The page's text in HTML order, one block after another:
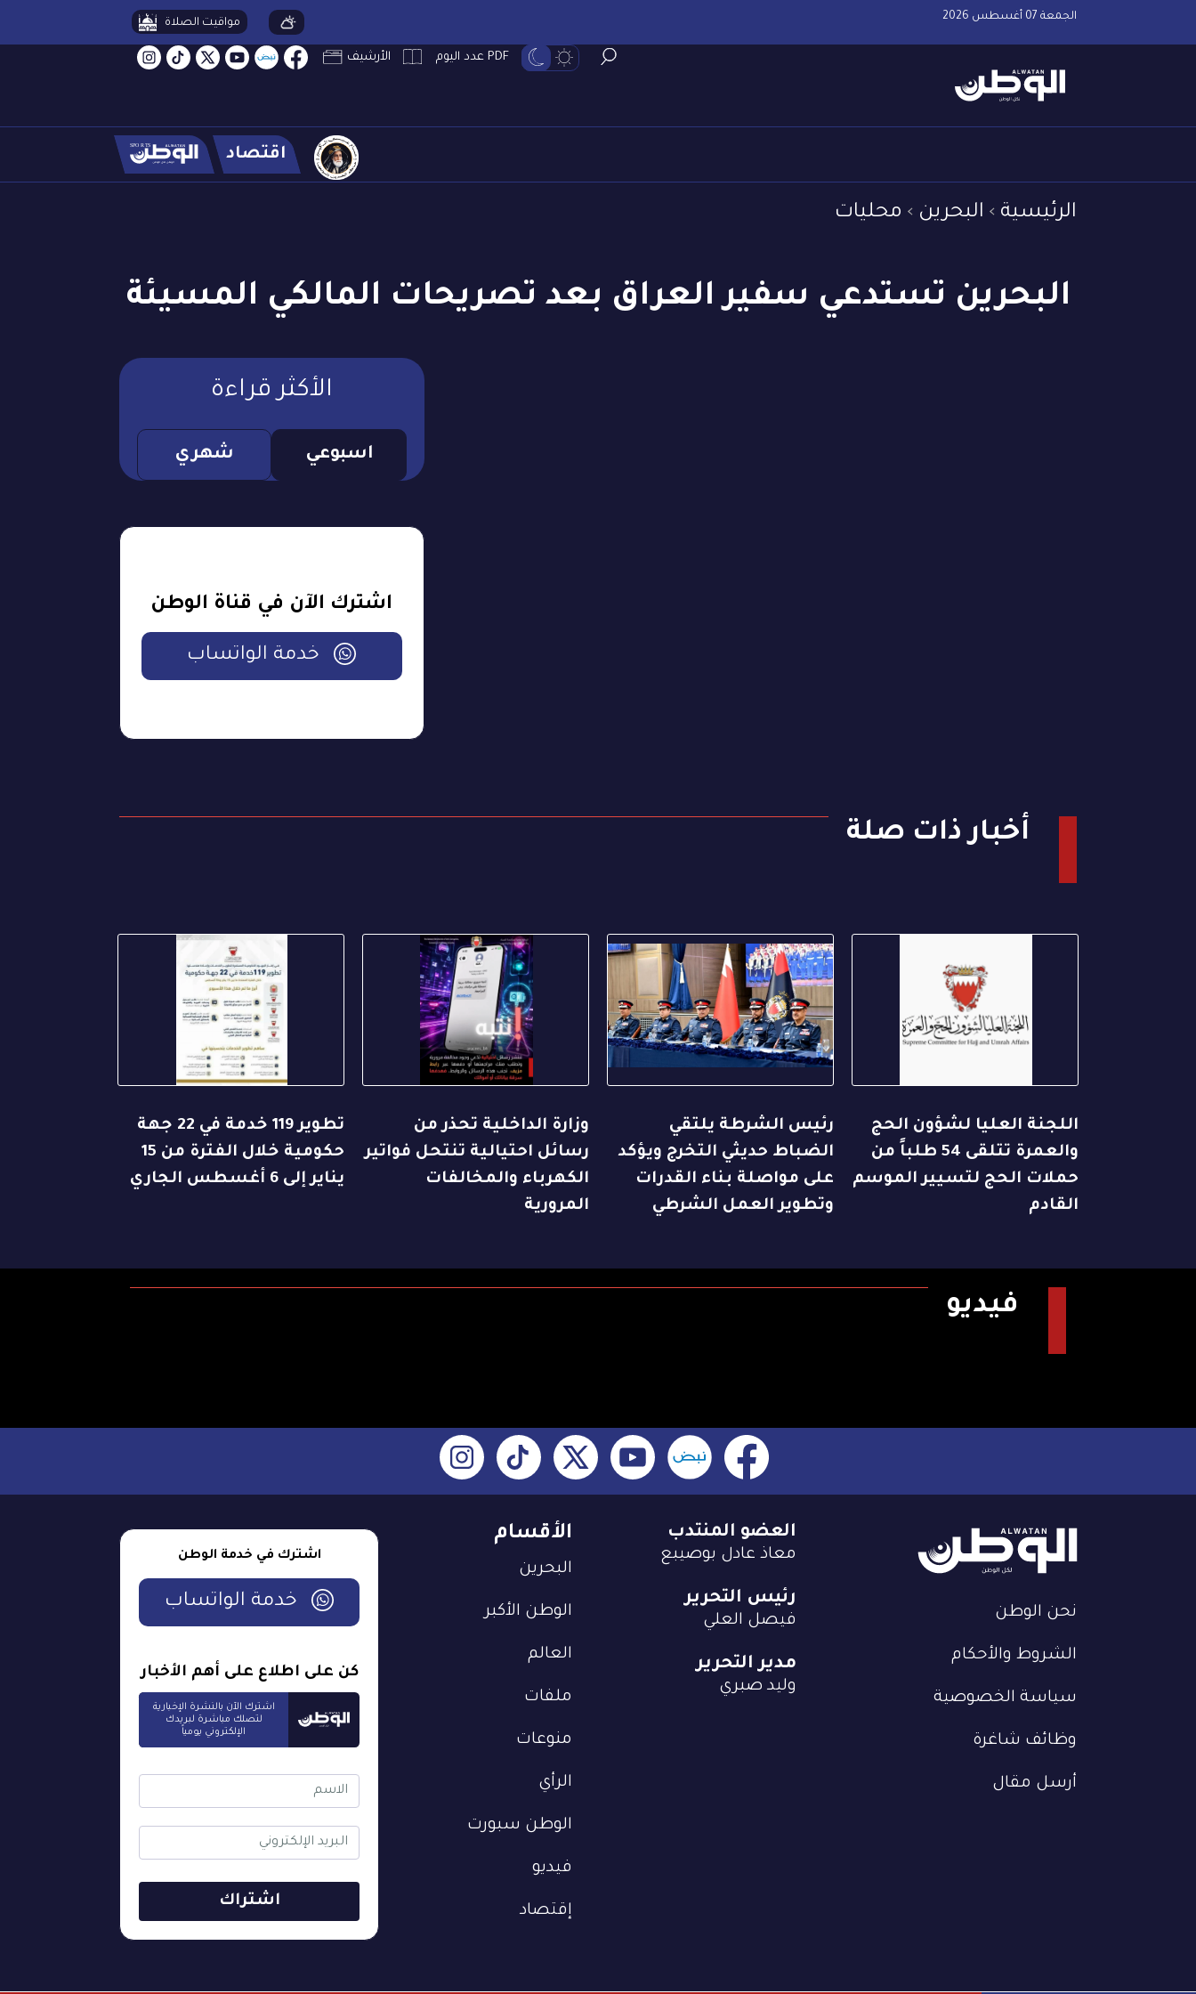
الجمعة 07 أغسطس 2026 مواقيت الصلاة
PDF عدد اليوم الأرشيف
اقتصاد
الرئيسية البحرين محليات
البحرين تستدعي سفير العراق بعد تصريحات المالكي المسيئة
الأكثر قراءة
اسبوعي شهري
اشترك الآن في قناة الوطن
خدمة الواتساب
أخبار ذات صلة
اللجنة العليا لشؤون الحج
والعمرة تتلقى 54 طلباً من
حملات الحج لتسيير الموسم
القادم
رئيس الشرطة يلتقي
الضباط حديثي التخرج ويؤكد
على مواصلة بناء القدرات
وتطوير العمل الشرطي
وزارة الداخلية تحذر من
رسائل احتيالية تنتحل فواتير
الكهرباء والمخالفات
المرورية
تطوير 119 خدمة في 22 جهة
حكومية خلال الفترة من 15
يناير إلى 6 أغسطس الجاري
فيديو
نحن الوطن
الشروط والأحكام
سياسة الخصوصية
وظائف شاغرة
أرسل مقال
الأقسام
البحرين
الوطن الأكبر
العالم
ملفات
منوعات
الرأي
الوطن سبورت
فيديو
إقتصاد
العضو المنتدب
معاذ عادل بوصيبع
رئيس التحرير
فيصل العلي
مدير التحرير
وليد صبري
اشترك في خدمة الوطن
خدمة الواتساب
كن على اطلاع على أهم الأخبار
اشترك الآن بالنشرة الإخبارية
لتصلك مباشرة لبريدك
الإلكتروني يومياً
اشتراك